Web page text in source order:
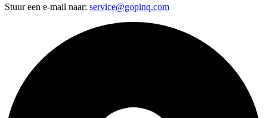
Stuur een e-mail naar: service@gopinq.com